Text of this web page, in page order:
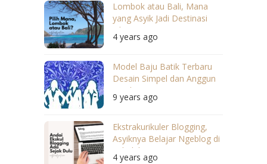
Lombok atau Bali, Mana
yang Asyik Jadi Destinasi
Liburan?
4 years ago
Model Baju Batik Terbaru
Desain Simpel dan Anggun
untuk Wanita Karier
9 years ago
Ekstrakurikuler Blogging,
Asyiknya Belajar Ngeblog di
Sekolah
4 years ago